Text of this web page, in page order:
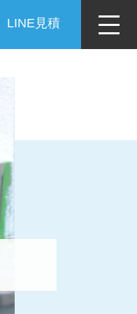
LINE見積